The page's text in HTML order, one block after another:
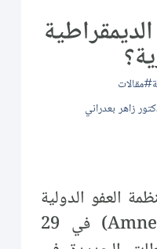
مقالات
زاهر بعدراني
العفو الدولية
(Amnesty International) في 29